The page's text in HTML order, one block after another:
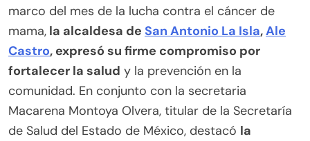
marco del mes de la lucha contra el cáncer de
mama, la alcaldesa de San Antonio La Isla,Ale
Castro, expresó su firme compromiso por
fortalecer la salud y la prevención en la
comunidad. En conjunto con la secretaria
Macarena Montoya Olvera, titular de la Secretaría
de Salud del Estado de México, destacó la